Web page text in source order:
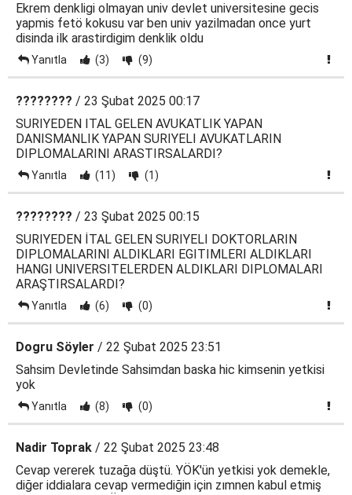
Ekrem denkligi olmayan univ devlet universitesine gecis
yapmis fetö kokusu var ben univ yazilmadan once yurt
disinda ilk arastirdigim denklik oldu
Yanıtla (3) (9)
???????? / 23 Şubat 2025 00:17
SURIYEDEN ITAL GELEN AVUKATLIK YAPAN
DANISMANLIK YAPAN SURIYELI AVUKATLARIN
DIPLOMALARINI ARASTIRSALARDI?
Yanıtla (11) (1)
???????? / 23 Şubat 2025 00:15
SURIYEDEN İTAL GELEN SURIYELI DOKTORLARIN
DIPLOMALARINI ALDIKLARI EGITIMLERI ALDIKLARI
HANGI UNIVERSITELERDEN ALDIKLARI DIPLOMALARI
ARAŞTIRSALARDI?
Yanıtla (6) (0)
Dogru Söyler / 22 Şubat 2025 23:51
Sahsim Devletinde Sahsimdan baska hic kimsenin yetkisi
yok
Yanıtla (8) (0)
Nadir Toprak / 22 Şubat 2025 23:48
Cevap vererek tuzağa düştü. YÖK'ün yetkisi yok demekle,
diğer iddialara cevap vermediğin için zımnen kabul etmiş